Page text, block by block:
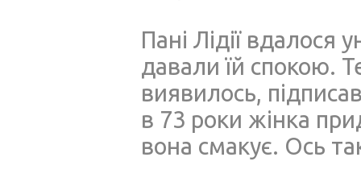
Пані Лідії вдалося
давали їй спокою.
виявилось,
в 73 роки жінка
вона смакує. Ось